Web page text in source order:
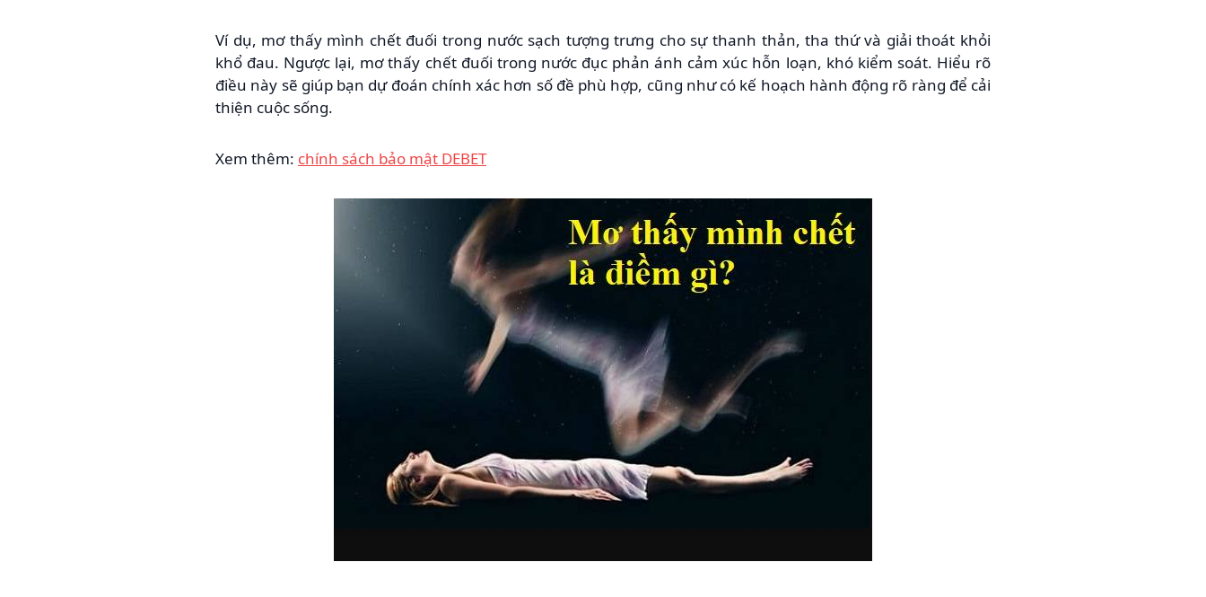
Ví dụ, mơ thấy mình chết đuối trong nước sạch tượng trưng cho sự thanh thản, tha thứ và giải thoát khỏi
khổ đau. Ngược lại, mơ thấy chết đuối trong nước đục phản ánh cảm xúc hỗn loạn, khó kiểm soát. Hiểu rõ
điều này sẽ giúp bạn dự đoán chính xác hơn số đề phù hợp, cũng như có kế hoạch hành động rõ ràng để cải
thiện cuộc sống.
Xem thêm: chính sách bảo mật DEBET